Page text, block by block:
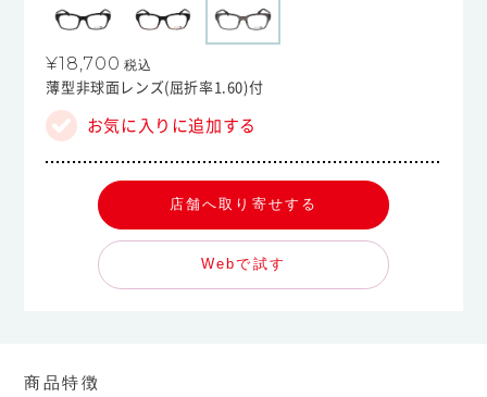
¥18,700 税込
薄型非球面レンズ(屈折率1.60)付
お気に入りに追加する
店舗へ取り寄せする
Webで試す
商品特徴